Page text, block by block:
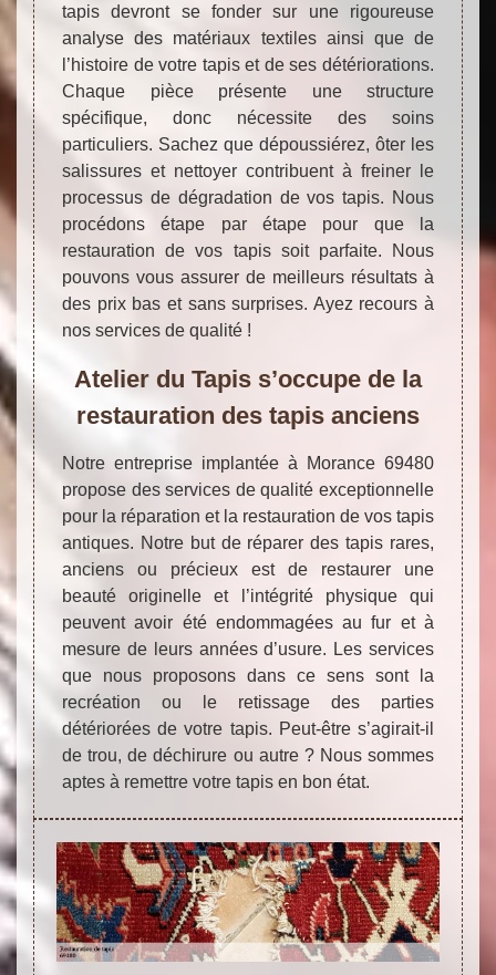
tapis devront se fonder sur une rigoureuse
analyse des matériaux textiles ainsi que de
l’histoire de votre tapis et de ses détériorations.
Chaque pièce présente une structure
spécifique, donc nécessite des soins
particuliers. Sachez que dépoussiérez, ôter les
salissures et nettoyer contribuent à freiner le
processus de dégradation de vos tapis. Nous
procédons étape par étape pour que la
restauration de vos tapis soit parfaite. Nous
pouvons vous assurer de meilleurs résultats à
des prix bas et sans surprises. Ayez recours à
nos services de qualité !
Atelier du Tapis s’occupe de la
restauration des tapis anciens
Notre entreprise implantée à Morance 69480
propose des services de qualité exceptionnelle
pour la réparation et la restauration de vos tapis
antiques. Notre but de réparer des tapis rares,
anciens ou précieux est de restaurer une
beauté originelle et l’intégrité physique qui
peuvent avoir été endommagées au fur et à
mesure de leurs années d’usure. Les services
que nous proposons dans ce sens sont la
recréation ou le retissage des parties
détériorées de votre tapis. Peut-être s’agirait-il
de trou, de déchirure ou autre ? Nous sommes
aptes à remettre votre tapis en bon état.